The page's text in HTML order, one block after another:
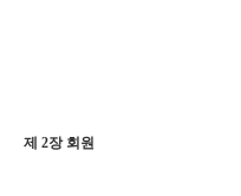
제 2장 회원